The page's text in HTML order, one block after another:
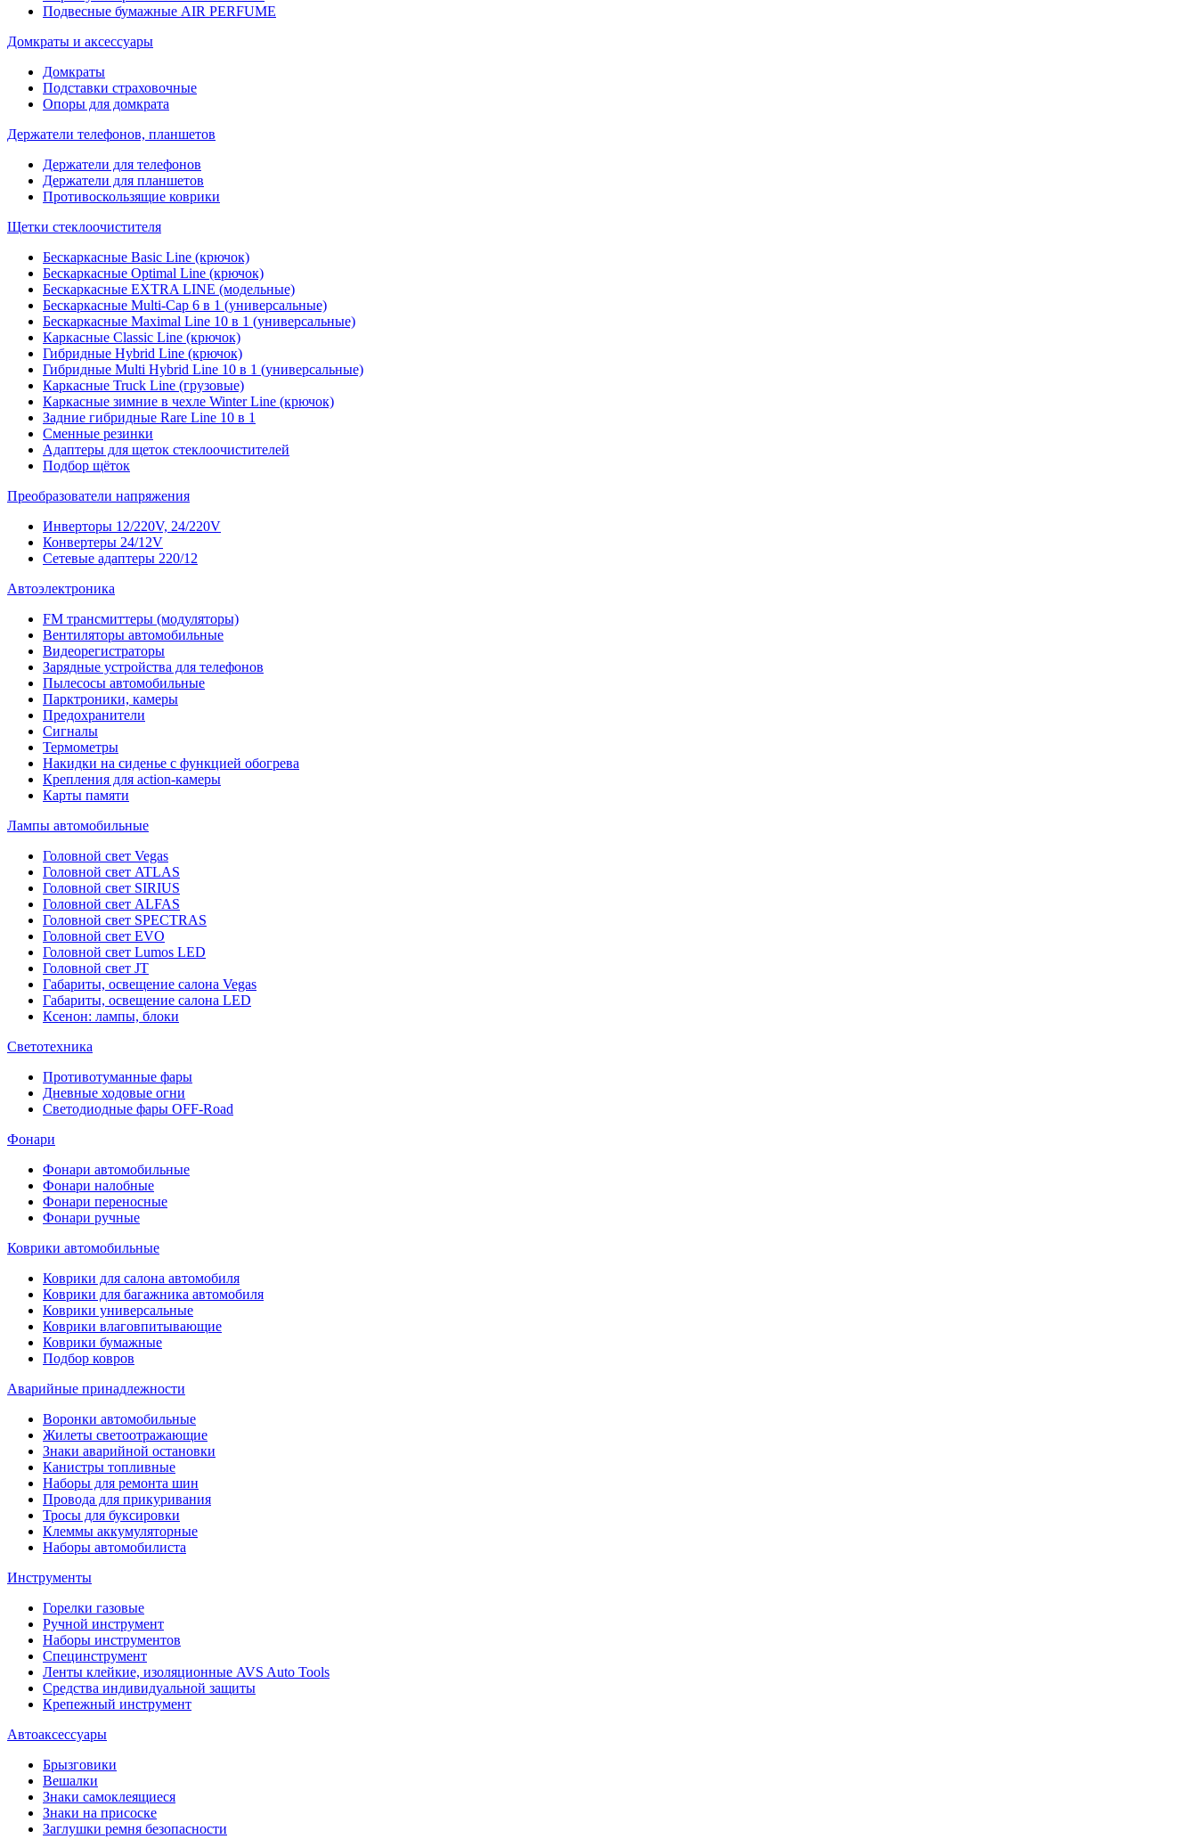
Подвесные бумажные AIR PERFUME
Домкраты и аксессуары
Домкраты
Подставки страховочные
Опоры для домкрата
Держатели телефонов, планшетов
Держатели для телефонов
Держатели для планшетов
Противоскользящие коврики
Щетки стеклоочистителя
Бескаркасные Basic Line (крючок)
Бескаркасные Optimal Line (крючок)
Бескаркасные EXTRA LINE (модельные)
Бескаркасные Multi-Cap 6 в 1 (универсальные)
Бескаркасные Maximal Line 10 в 1 (универсальные)
Каркасные Classic Line (крючок)
Гибридные Hybrid Line (крючок)
Гибридные Multi Hybrid Line 10 в 1 (универсальные)
Каркасные Truck Line (грузовые)
Каркасные зимние в чехле Winter Line (крючок)
Задние гибридные Rare Line 10 в 1
Сменные резинки
Адаптеры для щеток стеклоочистителей
Подбор щёток
Преобразователи напряжения
Инверторы 12/220V, 24/220V
Конвертеры 24/12V
Сетевые адаптеры 220/12
Автоэлектроника
FM трансмиттеры (модуляторы)
Вентиляторы автомобильные
Видеорегистраторы
Зарядные устройства для телефонов
Пылесосы автомобильные
Парктроники, камеры
Предохранители
Сигналы
Термометры
Накидки на сиденье с функцией обогрева
Крепления для action-камеры
Карты памяти
Лампы автомобильные
Головной свет Vegas
Головной свет ATLAS
Головной свет SIRIUS
Головной свет ALFAS
Головной свет SPECTRAS
Головной свет EVO
Головной свет Lumos LED
Головной свет JT
Габариты, освещение салона Vegas
Габариты, освещение салона LED
Ксенон: лампы, блоки
Светотехника
Противотуманные фары
Дневные ходовые огни
Светодиодные фары OFF-Road
Фонари
Фонари автомобильные
Фонари налобные
Фонари переносные
Фонари ручные
Коврики автомобильные
Коврики для салона автомобиля
Коврики для багажника автомобиля
Коврики универсальные
Коврики влаговпитывающие
Коврики бумажные
Подбор ковров
Аварийные принадлежности
Воронки автомобильные
Жилеты светоотражающие
Знаки аварийной остановки
Канистры топливные
Наборы для ремонта шин
Провода для прикуривания
Тросы для буксировки
Клеммы аккумуляторные
Наборы автомобилиста
Инструменты
Горелки газовые
Ручной инструмент
Наборы инструментов
Специнструмент
Ленты клейкие, изоляционные AVS Auto Tools
Средства индивидуальной защиты
Крепежный инструмент
Автоаксессуары
Брызговики
Вешалки
Знаки самоклеящиеся
Знаки на присоске
Заглушки ремня безопасности